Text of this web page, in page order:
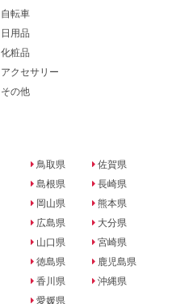
自転車
日用品
化粧品
アクセサリー
その他
鳥取県
島根県
岡山県
広島県
山口県
徳島県
香川県
愛媛県
佐賀県
長崎県
熊本県
大分県
宮崎県
鹿児島県
沖縄県